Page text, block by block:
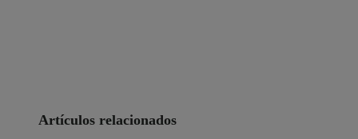
Artículos relacionados